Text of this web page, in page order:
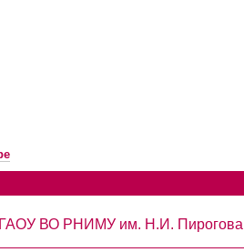
ВО РНИМУ им. Н.И. Пирогова